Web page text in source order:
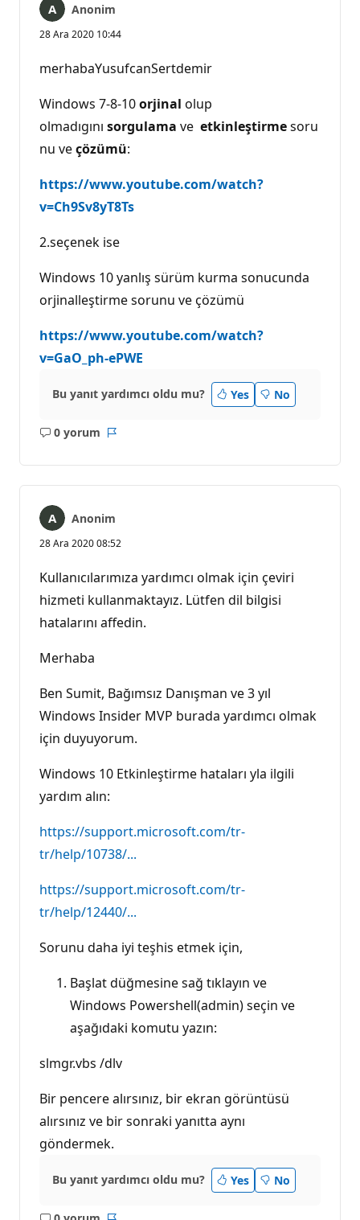
Anonim
28 Ara 2020 10:44
merhabaYusufcanSertdemir
Windows 7-8-10orjinal olup
olmadıgını sorgulama ve etkinleştirmesoru
nu veçözümü:
https://www.youtube.com/watch?
v=Ch9Sv8yT8Ts
2.seçenek ise
Windows 10 yanlış sürüm kurma sonucunda
orjinalleştirme sorunu ve çözümü
https://www.youtube.com/watch?
v=GaO_ph-ePWE
Bu yanıt yardımcı oldu mu? Yes No
0 yorum
Açıklama
Anonim
28 Ara 2020 08:52
Kullanıcılarımıza yardımcı olmak için çeviri
hizmeti kullanmaktayız. Lütfen dil bilgisi
hatalarını affedin.
Merhaba
Ben Sumit, Bağımsız Danışman ve 3 yıl
Windows Insider MVP burada yardımcı olmak
için duyuyorum.
Windows 10 Etkinleştirme hataları yla ilgili
yardım alın:
https://support.microsoft.com/tr-
tr/help/10738/...
https://support.microsoft.com/tr-
tr/help/12440/...
Sorunu daha iyi teşhis etmek için,
Başlat düğmesine sağ tıklayın ve
Windows Powershell(admin) seçin ve
aşağıdaki komutu yazın:
slmgr.vbs /dlv
Bir pencere alırsınız, bir ekran görüntüsü
alırsınız ve bir sonraki yanıtta aynı
göndermek.
Bu yanıt yardımcı oldu mu? Yes No